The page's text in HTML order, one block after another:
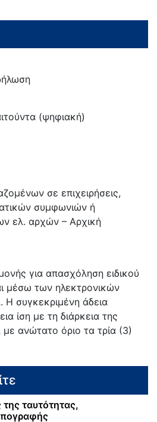
(ψηφιακή)
σε επιχειρήσεις,
συμφωνιών ή
ελ. αρχών – Αρχική
για απασχόληση ειδικού
μέσω των ηλεκτρονικών
συγκεκριμένη άδεια
ίση με τη διάρκεια της
ανώτατο όριο τα τρία (3)
ταυτότητας,